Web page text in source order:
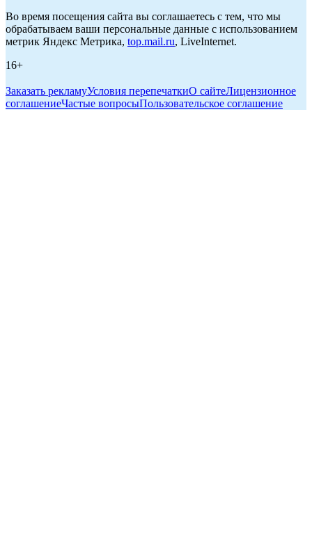
Во время посещения сайта вы соглашаетесь с тем, что мы
обрабатываем ваши персональные данные с использованием
метрик Яндекс Метрика, top.mail.ru, LiveInternet.
16+
Заказать рекламуУсловия перепечаткиО сайтеЛицензионное
соглашениеЧастые вопросыПользовательское соглашение